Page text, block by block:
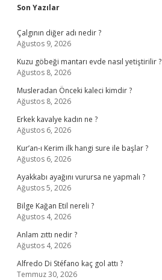
Sidebar
Son Yazılar
Çalgının diğer adı nedir ?
Ağustos 9, 2026
Kuzu göbeği mantarı evde nasıl yetiştirilir ?
Ağustos 8, 2026
Musleradan Önceki kaleci kimdir ?
Ağustos 8, 2026
Erkek kavalye kadın ne ?
Ağustos 6, 2026
Kur’an-ı Kerim ilk hangi sure ile başlar ?
Ağustos 6, 2026
Ayakkabı ayağını vurursa ne yapmalı ?
Ağustos 5, 2026
Bilge Kağan Etil nereli ?
Ağustos 4, 2026
Anlam zıttı nedir ?
Ağustos 4, 2026
Alfredo Di Stéfano kaç gol attı ?
Temmuz 30, 2026